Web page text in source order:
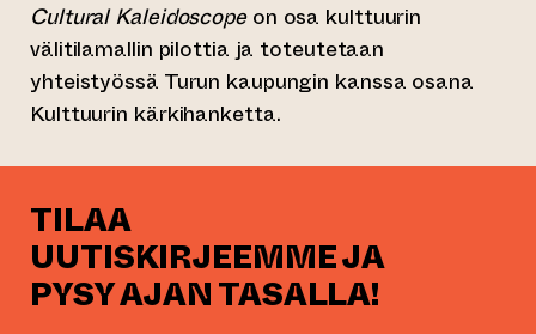
Cultural Kaleidoscopeon osa kulttuurin
välitilamallin pilottia ja toteutetaan
yhteistyössä Turun kaupungin kanssa osana
Kulttuurin kärkihanketta.
TILAA
UUTISKIRJEEMME JA
PYSY AJAN TASALLA!